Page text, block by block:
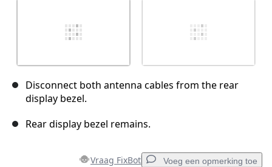
Disconnect both antenna cables from the rear
display bezel.
Rear display bezel remains.
Vraag FixBot Voeg een opmerking toe